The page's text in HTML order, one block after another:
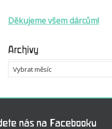
Děkujeme všem dárcům!
Archivy
Archivy
nás na Facebooku